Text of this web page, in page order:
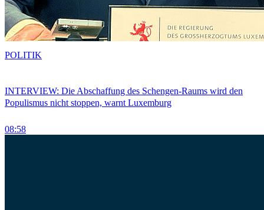
INTERVIEW: Die Abschaffung des Schengen-Raums wird den
Populismus nicht stoppen, warnt Luxemburg
08:58
POLITIK